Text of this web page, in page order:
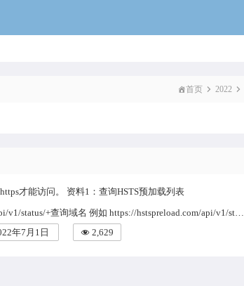
首页 2022
才能访问。 资料1：查询HSTS预加载列表
v1/status/+查询域名 例如 https://hstspreload.com/api/v1/st…
年7月1日 2,629